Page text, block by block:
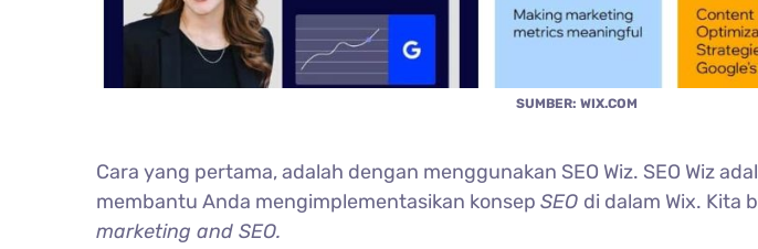
SUMBER: WIX.COM
Cara yang pertama, adalah dengan menggunakan SEO Wiz. SEO Wiz
membantu Anda mengimplementasikan konsep SEO di dalam Wix. Kita
marketing and SEO.